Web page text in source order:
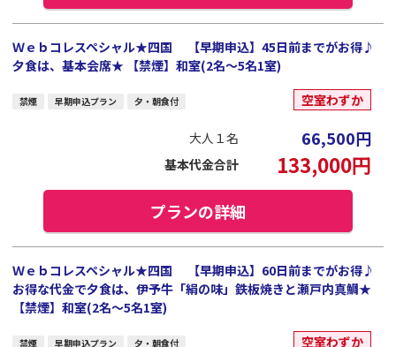
Ｗｅｂコレスペシャル★四国 【早期申込】45日前までがお得♪
夕食は、基本会席★ 【禁煙】和室(2名～5名1室)
禁煙 早期申込プラン 夕・朝食付 空室わずか
大人１名 66,500円
基本代金合計 133,000円
プランの詳細
Ｗｅｂコレスペシャル★四国 【早期申込】60日前までがお得♪
お得な代金で夕食は、伊予牛「絹の味」鉄板焼きと瀬戸内真鯛★
【禁煙】和室(2名～5名1室)
禁煙 早期申込プラン 夕・朝食付 空室わずか